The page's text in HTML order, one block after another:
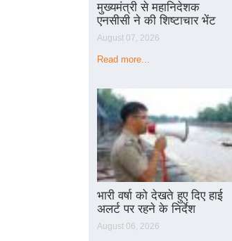
मुख्यमंत्री से महानिदेशक
एनसीसी ने की शिष्टाचार भेंट
August 07, 2026
Read more...
भारी वर्षा को देखते हुए दिए हाई
अलर्ट पर रहने के निर्देश
August 06, 2026